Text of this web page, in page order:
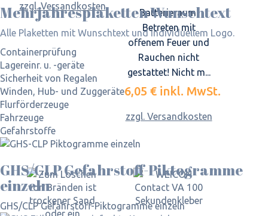
Mehrjahres­plaketten Wunschtext
Alle Plaketten mit Wunschtext und individuellem Logo.
Containerprüfung
Lagereinr. u. -geräte
Sicherheit von Regalen
Winden, Hub- und Zuggeräte
Flurförderzeuge
Fahrzeuge
Gefahrstoffe
GHS/CLP Gefahrstoff-Piktogramme
einzeln
GHS/CLP Gefahrstoff-Piktogramme einzeln
zzgl. Versandkosten
Batterieraum!
Betreten mit
offenem Feuer und
Rauchen nicht
gestattet! Nicht m...
6,05 € inkl. MwSt.
zzgl. Versandkosten